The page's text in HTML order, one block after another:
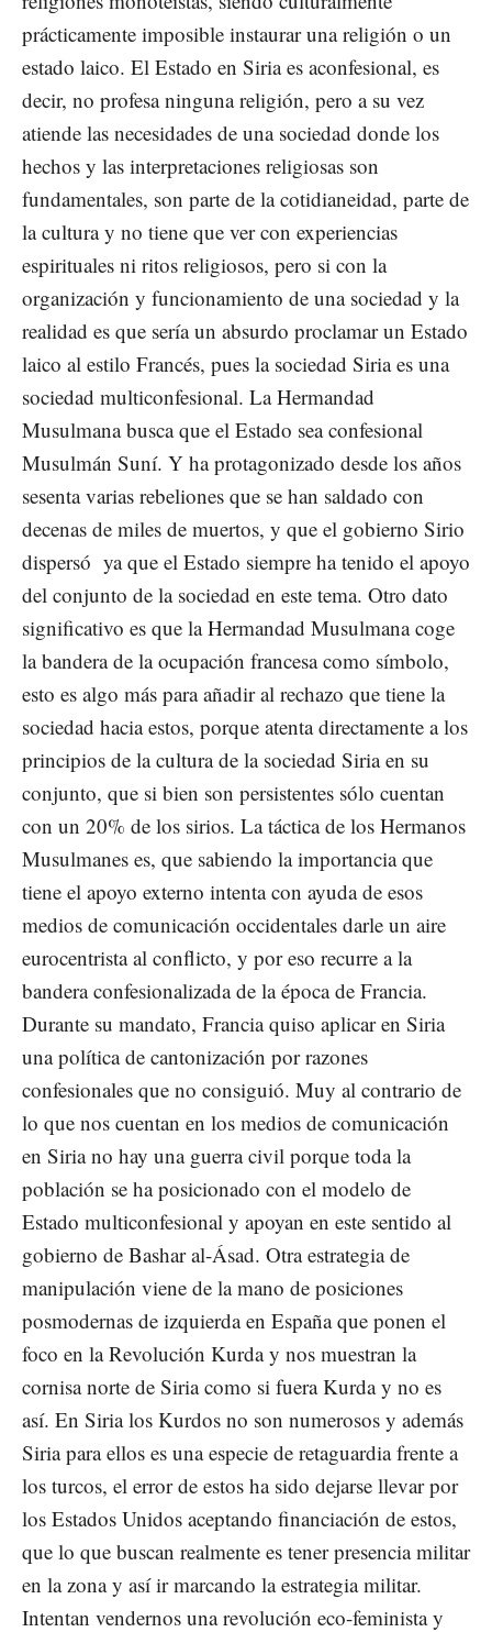
prácticamente imposible instaurar una religión o un
estado laico. El Estado en Siria es aconfesional, es
decir, no profesa ninguna religión, pero a su vez
atiende las necesidades de una sociedad donde los
hechos y las interpretaciones religiosas son
fundamentales, son parte de la cotidianeidad, parte de
la cultura y no tiene que ver con experiencias
espirituales ni ritos religiosos, pero si con la
organización y funcionamiento de una sociedad y la
realidad es que sería un absurdo proclamar un Estado
laico al estilo Francés, pues la sociedad Siria es una
sociedad multiconfesional. La Hermandad
Musulmana busca que el Estado sea confesional
Musulmán Suní. Y ha protagonizado desde los años
sesenta varias rebeliones que se han saldado con
decenas de miles de muertos, y que el gobierno Sirio
dispersó ya que el Estado siempre ha tenido el apoyo
del conjunto de la sociedad en este tema. Otro dato
significativo es que la Hermandad Musulmana coge
la bandera de la ocupación francesa como símbolo,
esto es algo más para añadir al rechazo que tiene la
sociedad hacia estos, porque atenta directamente a los
principios de la cultura de la sociedad Siria en su
conjunto, que si bien son persistentes sólo cuentan
con un 20% de los sirios. La táctica de los Hermanos
Musulmanes es, que sabiendo la importancia que
tiene el apoyo externo intenta con ayuda de esos
medios de comunicación occidentales darle un aire
eurocentrista al conflicto, y por eso recurre a la
bandera confesionalizada de la época de Francia.
Durante su mandato, Francia quiso aplicar en Siria
una política de cantonización por razones
confesionales que no consiguió. Muy al contrario de
lo que nos cuentan en los medios de comunicación
en Siria no hay una guerra civil porque toda la
población se ha posicionado con el modelo de
Estado multiconfesional y apoyan en este sentido al
gobierno de Bashar al-Ásad. Otra estrategia de
manipulación viene de la mano de posiciones
posmodernas de izquierda en España que ponen el
foco en la Revolución Kurda y nos muestran la
cornisa norte de Siria como si fuera Kurda y no es
así. En Siria los Kurdos no son numerosos y además
Siria para ellos es una especie de retaguardia frente a
los turcos, el error de estos ha sido dejarse llevar por
los Estados Unidos aceptando financiación de estos,
que lo que buscan realmente es tener presencia militar
en la zona y así ir marcando la estrategia militar.
Intentan vendernos una revolución eco-feminista y